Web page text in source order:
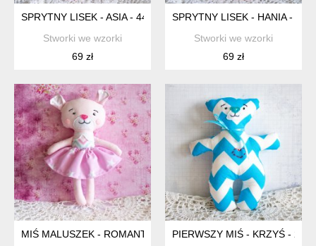
SPRYTNY LISEK - ASIA - 44 CM
Stworki we wzorki
69 zł
SPRYTNY LISEK - HANIA - 44
Stworki we wzorki
69 zł
MIŚ MALUSZEK - ROMANTYCZNY - LUSIA - 23 CM
PIERWSZY MIŚ - KRZYŚ - 21